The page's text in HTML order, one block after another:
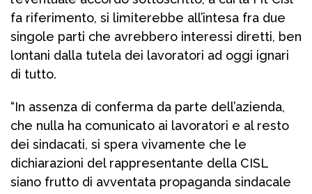
fa riferimento, si limiterebbe all’intesa fra due
singole parti che avrebbero interessi diretti, ben
lontani dalla tutela dei lavoratori ad oggi ignari
di tutto.
“In assenza di conferma da parte dell’azienda,
che nulla ha comunicato ai lavoratori e al resto
dei sindacati, si spera vivamente che le
dichiarazioni del rappresentante della CISL
siano frutto di avventata propaganda sindacale